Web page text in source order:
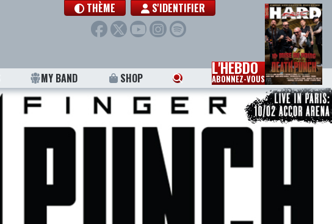
THÈME S'IDENTIFIER
MY BAND SHOP L'HEBDO
ABONNEZ-VOUS